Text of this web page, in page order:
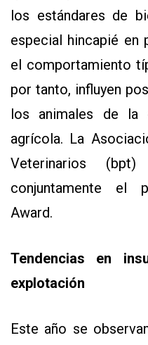
los estándares de
especial hincapié en
el comportamiento
por tanto, influyen
los animales de la
agrícola. La
Veterinarios
conjuntamente el
Award.
Tendencias en
explotación
Este año se